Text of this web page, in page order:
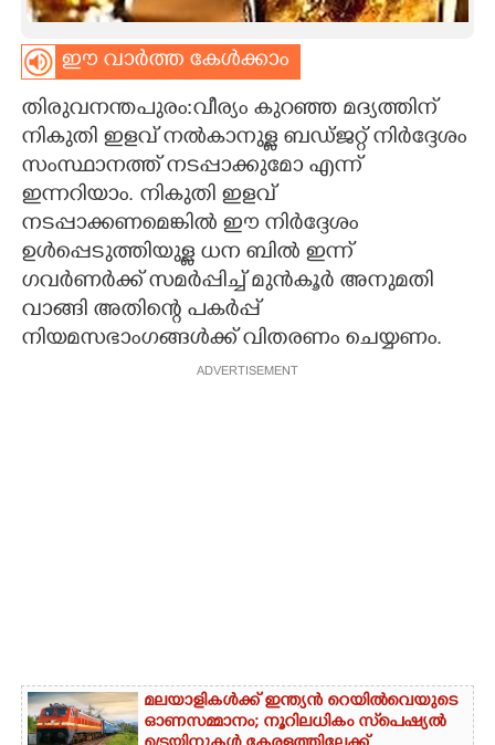
LITERATURE
ZOOM
CONTACT US
ഈ വാർത്ത കേൾക്കാം
തിരുവനന്തപുരം:വീര്യം കുറഞ്ഞ മദ്യത്തിന്
നികുതി ഇളവ് നൽകാനുള്ള ബഡ്ജറ്റ് നിർദ്ദേശം
സംസ്ഥാനത്ത് നടപ്പാക്കുമോ എന്ന്
ഇന്നറിയാം. നികുതി ഇളവ്
നടപ്പാക്കണമെങ്കിൽ ഈ നിർദ്ദേശം
ഉൾപ്പെടുത്തിയുള്ള ധന ബിൽ ഇന്ന്
ഗവർണർക്ക് സമർപ്പിച്ച് മുൻകൂർ അനുമതി
വാങ്ങി അതിന്റെ പകർപ്പ്
നിയമസഭാംഗങ്ങൾക്ക് വിതരണം ചെയ്യണം.
ADVERTISEMENT
മലയാളികൾക്ക് ഇന്ത്യൻ റെയിൽവെയുടെ
ഓണസമ്മാനം; നൂറിലധികം സ്‌പെഷ്യൽ